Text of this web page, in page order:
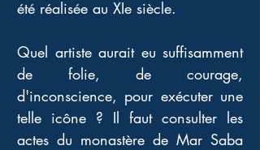
été réalisée au XIe siècle.
Quel artiste aurait eu suffisamment
de folie, de courage,
d'inconscience, pour exécuter une
telle icône ? Il faut consulter les
actes du monastère de Mar Saba